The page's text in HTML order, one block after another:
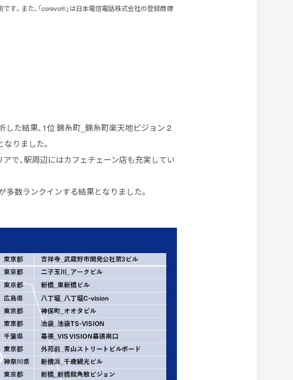
す。また、「corevo®」は日本電信電話株式会社の登録商標
た結果、1位 錦糸町_錦糸町楽天地ビジョン 2
りました。
で、駅周辺にはカフェチェーン店も充実してい
数ランクインする結果となりました。